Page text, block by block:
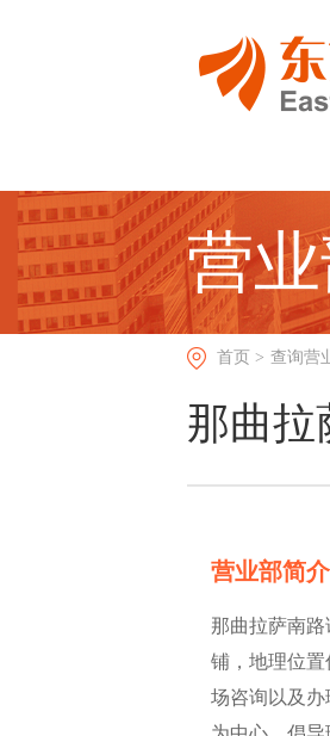
营
首页 > 查询营
那曲拉
营业部简介
那曲拉萨南
铺，地理位置
场咨询以及